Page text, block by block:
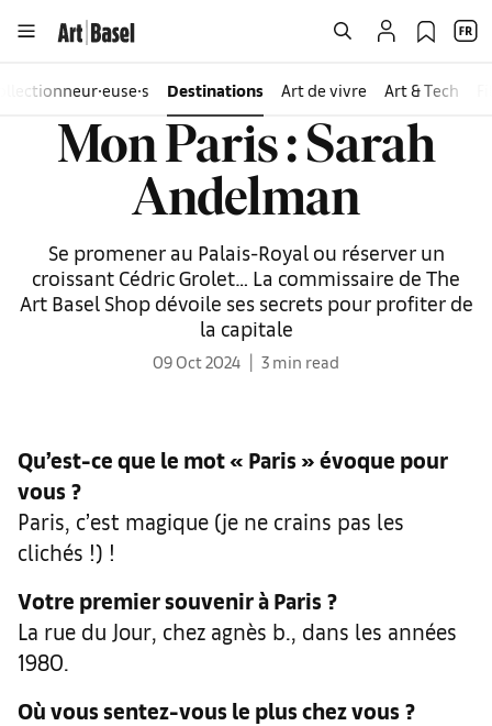
Destinations Art de vivre Art & Tech
Mon Paris : Sarah
Andelman
Se promener au Palais-Royal ou réserver un
croissant Cédric Grolet… La commissaire de The
Art Basel Shop dévoile ses secrets pour profiter de
la capitale
09 Oct 2024 3 min read
Qu’est-ce que le mot « Paris » évoque pour
vous ?
Paris, c’est magique (je ne crains pas les
clichés !) !
Votre premier souvenir à Paris ?
La rue du Jour, chez agnès b., dans les années
1980.
Où vous sentez-vous le plus chez vous ?